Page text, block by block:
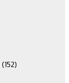
(152)